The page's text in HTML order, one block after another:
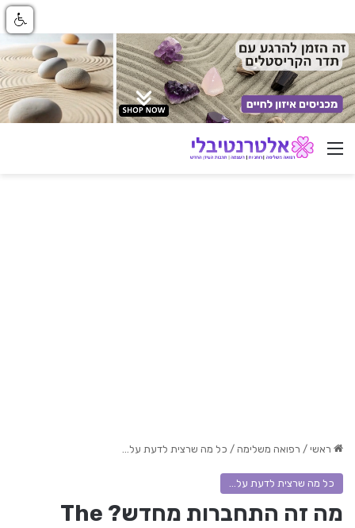
ניווט באתר
ראשי / רפואה משלימה / כל מה שרצית לדעת על...
כל מה שרצית לדעת על...
מה זה התחברות מחדש? The